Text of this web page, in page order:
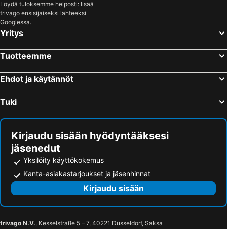
Löydä tuloksemme helposti: lisää
trivago ensisijaiseksi lähteeksi
Googlessa.
Yritys
Tuotteemme
Ehdot ja käytännöt
Tuki
Kirjaudu sisään hyödyntääksesi
jäsenedut
Yksilöity käyttökokemus
Kanta-asiakastarjoukset ja jäsenhinnat
Kirjaudu sisään
trivago N.V., Kesselstraße 5 – 7, 40221 Düsseldorf, Saksa